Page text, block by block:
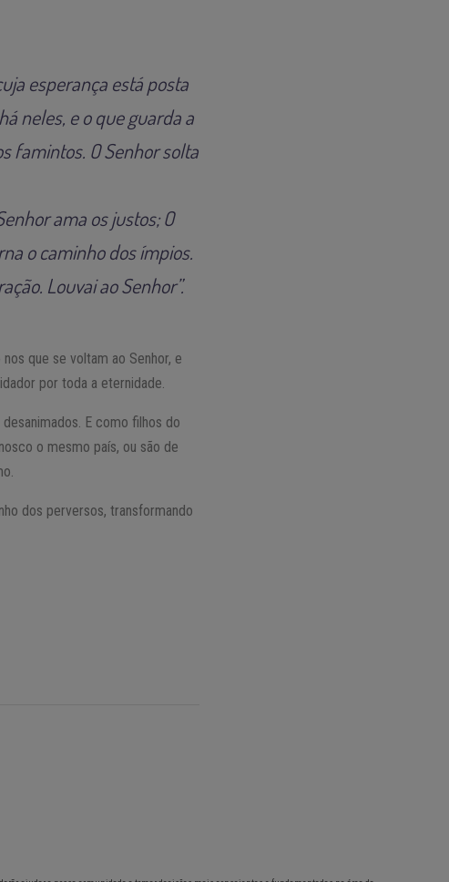
esperança está posta
neles, e o que guarda a
famintos. O Senhor solta
ama os justos; O
o caminho dos ímpios.
Louvai ao Senhor”.
que se voltam ao Senhor, e
por toda a eternidade.
E como filhos do
o mesmo país, ou são de
dos perversos, transformando